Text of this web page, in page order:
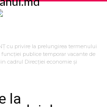
cu privire la prelungirea termenului
funcției publice temporar vacante de
cadrul Direcției economie și
la